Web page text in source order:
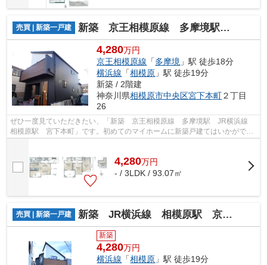
売買 | 新築一戸建 新築 京王相模原線 多摩境駅 JR横浜線 相模原駅 宮下本町
4,280万円
京王相模原線 「多摩境 」駅 徒歩18分
横浜線 「相模原 」駅 徒歩19分
新築 / 2階建
神奈川県相模原市中央区宮下本町２丁目
26
ぜひ一度見ていただきたい、「新築 京王相模原線 多摩境駅 JR横浜線
相模原駅 宮下本町」です。初めてのマイホームに新築戸建てはいかがでし
ょうか。
4,280万円
- / 3LDK / 93.07㎡
売買 | 新築一戸建 新築 JR横浜線 相模原駅 京王相模原線 多摩境駅
新築
4,280万円
横浜線 「相模原 」駅 徒歩19分